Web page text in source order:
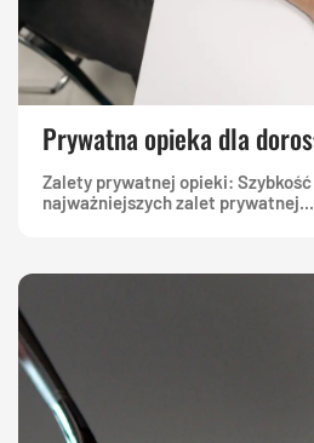
Prywatna opieka dla
Zalety prywatnej opieki:
najważniejszych zalet prywatnej...